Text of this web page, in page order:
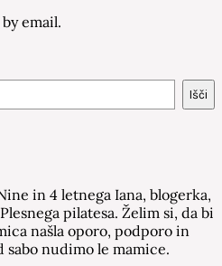
email.
Išči
in 4 letnega Iana, blogerka,
pilatesa. Želim si, da bi
našla oporo, podporo in
sabo nudimo le mamice.